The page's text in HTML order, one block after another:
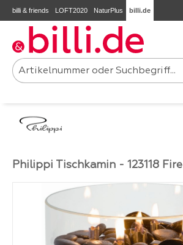
Zum Hauptinhalt springen
billi & friends LOFT2020 NaturPlus billi.de
Bildergalerie überspringen
Philippi Tischkamin - 123118 Fire